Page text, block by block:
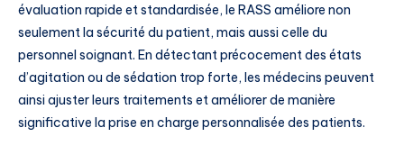
évaluation rapide et standardisée, le RASS améliore non
seulement la sécurité du patient, mais aussi celle du
personnel soignant. En détectant précocement des états
d’agitation ou de sédation trop forte, les médecins peuvent
ainsi ajuster leurs traitements et améliorer de manière
significative la prise en charge personnalisée des patients.